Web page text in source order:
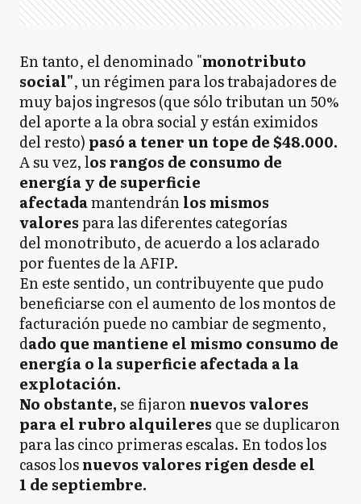
En tanto, el denominado "monotributo
social", un régimen para los trabajadores de
muy bajos ingresos (que sólo tributan un 50%
del aporte a la obra social y están eximidos
del resto) pasó a tener un tope de $48.000.
A su vez, los rangos de consumo de
energía y de superficie
afectadamantendránlos mismos
valorespara las diferentes categorías
del monotributo, de acuerdo a los aclarado
por fuentes de la AFIP.
En este sentido, un contribuyente que pudo
beneficiarse con el aumento de los montos de
facturación puede no cambiar de segmento,
dado que mantiene el mismo consumo de
energía o la superficie afectada a la
explotación.
No obstante,se fijaronnuevos valores
para el rubro alquileres que se duplicaron
para las cinco primeras escalas. En todos los
casos losnuevos valores rigen desde el
1 de septiembre.